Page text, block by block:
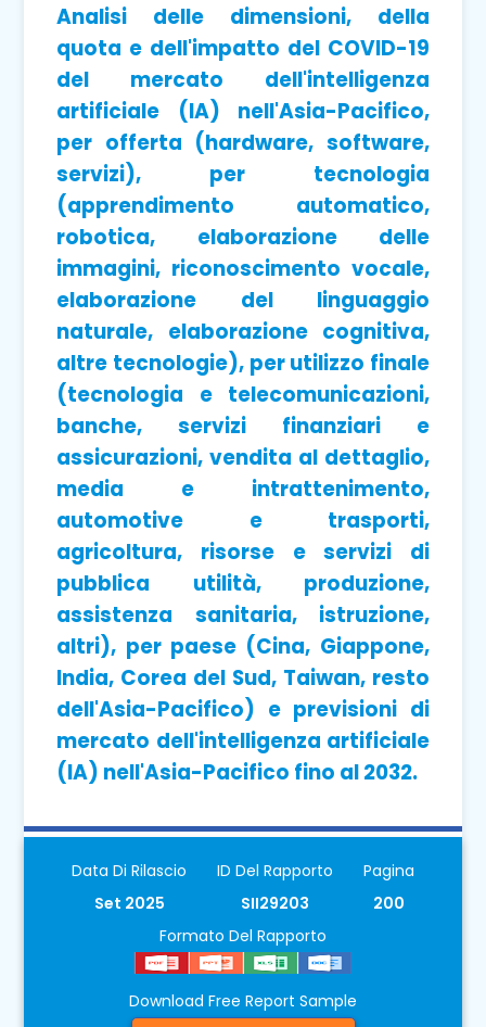
Analisi delle dimensioni, della
quota e dell'impatto del COVID-19
del mercato dell'intelligenza
artificiale (IA) nell'Asia-Pacifico,
per offerta (hardware, software,
servizi), per tecnologia
(apprendimento automatico,
robotica, elaborazione delle
immagini, riconoscimento vocale,
elaborazione del linguaggio
naturale, elaborazione cognitiva,
altre tecnologie), per utilizzo finale
(tecnologia e telecomunicazioni,
banche, servizi finanziari e
assicurazioni, vendita al dettaglio,
media e intrattenimento,
automotive e trasporti,
agricoltura, risorse e servizi di
pubblica utilità, produzione,
assistenza sanitaria, istruzione,
altri), per paese (Cina, Giappone,
India, Corea del Sud, Taiwan, resto
dell'Asia-Pacifico) e previsioni di
mercato dell'intelligenza artificiale
(IA) nell'Asia-Pacifico fino al 2032.
Data Di Rilascio
Set 2025
ID Del Rapporto
SII29203
Pagina
200
Formato Del Rapporto
Download Free Report Sample